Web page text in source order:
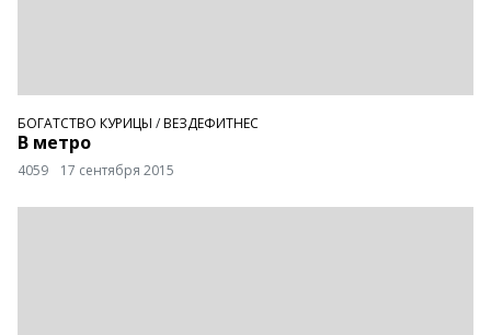
БОГАТСТВО КУРИЦЫ /ВЕЗДЕФИТНЕС
В метро
4059 17 сентября 2015